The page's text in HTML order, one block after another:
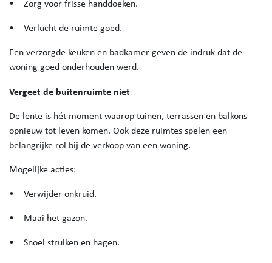
• Zorg voor frisse handdoeken.
• Verlucht de ruimte goed.
Een verzorgde keuken en badkamer geven de indruk dat de
woning goed onderhouden werd.
Vergeet de buitenruimte niet
De lente is hét moment waarop tuinen, terrassen en balkons
opnieuw tot leven komen. Ook deze ruimtes spelen een
belangrijke rol bij de verkoop van een woning.
Mogelijke acties:
• Verwijder onkruid.
• Maai het gazon.
• Snoei struiken en hagen.